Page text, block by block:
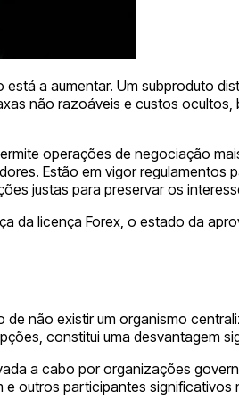
a aumentar. Um subproduto
não razoáveis e custos
operações de negociação
Estão em vigor
justas para preservar os
da licença Forex, o estado da
não existir um organismo
constitui uma desvantagem
a cabo por organizações
outros participantes